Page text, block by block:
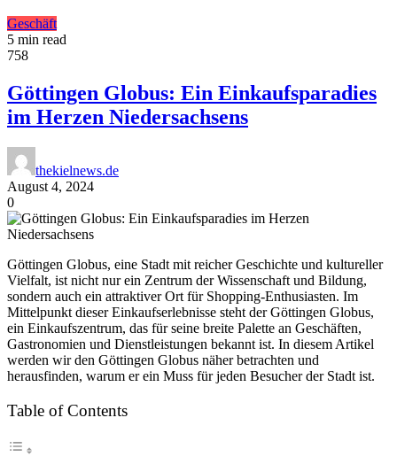
Geschäft
5 min read
758
Göttingen Globus: Ein Einkaufsparadies
im Herzen Niedersachsens
thekielnews.de
August 4, 2024
0
Göttingen Globus, eine Stadt mit reicher Geschichte und kultureller
Vielfalt, ist nicht nur ein Zentrum der Wissenschaft und Bildung,
sondern auch ein attraktiver Ort für Shopping-Enthusiasten. Im
Mittelpunkt dieser Einkaufserlebnisse steht der Göttingen Globus,
ein Einkaufszentrum, das für seine breite Palette an Geschäften,
Gastronomien und Dienstleistungen bekannt ist. In diesem Artikel
werden wir den Göttingen Globus näher betrachten und
herausfinden, warum er ein Muss für jeden Besucher der Stadt ist.
Table of Contents